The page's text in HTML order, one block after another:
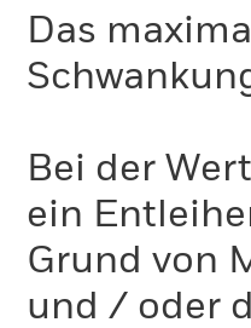
Das
Bei der
ein
Grund von
und / oder